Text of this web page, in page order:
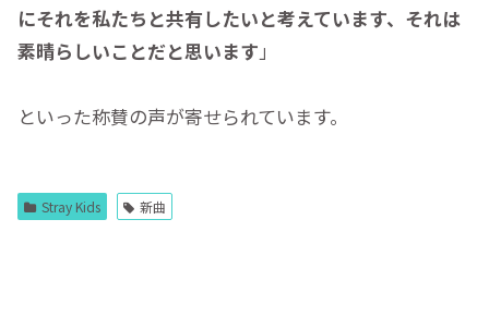
にそれを私たちと共有したいと考えています、それは
素晴らしいことだと思います 」
といった称賛の声が寄せられています。
Stray Kids 新曲